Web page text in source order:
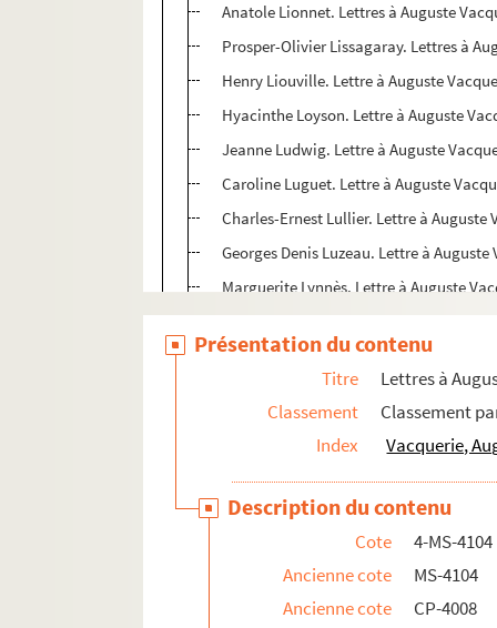
Anatole Lionnet. Lettres à Auguste
Prosper-Olivier Lissagaray. Lettres à
Henry Liouville. Lettre à Auguste
Hyacinthe Loyson. Lettre à Auguste
Jeanne Ludwig. Lettre à Auguste
Caroline Luguet. Lettre à Auguste
Charles-Ernest Lullier. Lettre à Auguste
Georges Denis Luzeau. Lettre à Auguste
Marguerite Lynnès. Lettre à Auguste
4-MS-4110. Lettres à François-Ernest Lefèvre
4-MS-4111. Lettres à François-Ernest Lefèvre.
4-MS-4112. Lettres à Catherine Lefèvre
4-MS-4113. Auguste Vacquerie. "Une sorte de
Présentation du contenu
Titre
Lettres à
Classement
Classement
Index
Vacquerie,
Description du contenu
Cote
4-MS-4104
Ancienne cote
MS-4104
Ancienne cote
CP-4008